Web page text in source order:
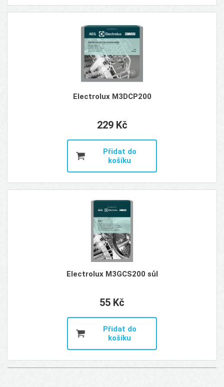
Electrolux M3DCP200
229 Kč
Přidat do
košíku
Electrolux M3GCS200 sůl
55 Kč
Přidat do
košíku